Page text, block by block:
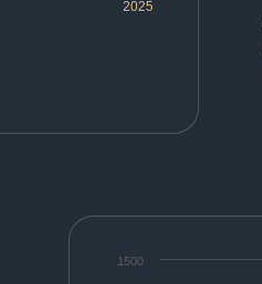
2025
1500